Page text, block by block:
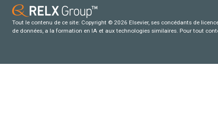
Tout le contenu de ce site: Copyright © 2026 Elsevier, ses concédants de
de données, a la formation en IA et aux technologies similaires. Pour tout